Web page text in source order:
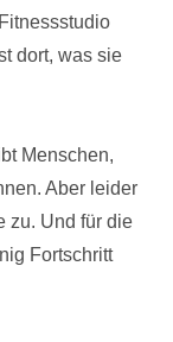
dort, was sie
Menschen,
Aber leider
zu. Und für die
Fortschritt